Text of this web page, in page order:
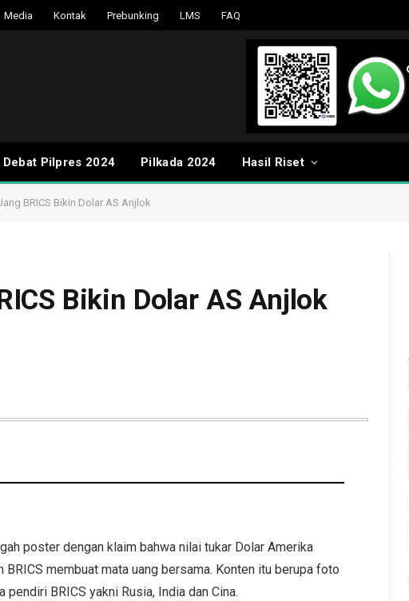
Media Kontak Prebunking LMS FAQ
Debat Pilpres 2024 Pilkada 2024 Hasil Riset
BRICS Bikin Dolar AS Anjlok
Bikin Dolar AS Anjlok
poster dengan klaim bahwa nilai tukar Dolar Amerika
membuat mata uang bersama. Konten itu berupa foto
BRICS yakni Rusia, India dan Cina.